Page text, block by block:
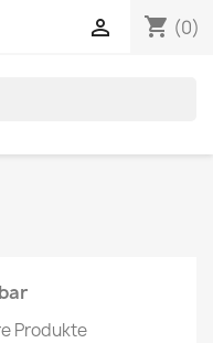
shopping_cart (0)

Produkte